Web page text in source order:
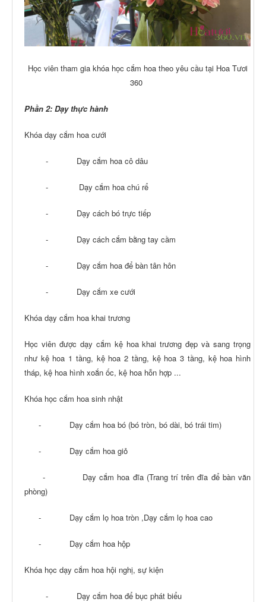
Học viên tham gia khóa học cắm hoa theo yêu cầu tại Hoa Tươi
360
Phần 2: Dạy thực hành
Khóa dạy cắm hoa cưới
- Dạy cắm hoa cô dâu
- Dạy cắm hoa chú rể
- Dạy cách bó trực tiếp
- Dạy cách cắm bằng tay cầm
- Dạy cắm hoa để bàn tân hôn
- Dạy cắm xe cưới
Khóa dạy cắm hoa khai trương
Học viên được dạy cắm kệ hoa khai trương đẹp và sang trọng
như kệ hoa 1 tầng, kệ hoa 2 tầng, kệ hoa 3 tầng, kệ hoa hình
tháp, kệ hoa hình xoắn ốc, kệ hoa hỗn hợp ...
Khóa học cắm hoa sinh nhật
- Dạy cắm hoa bó (bó tròn, bó dài, bó trái tim)
- Dạy cắm hoa giỏ
- Dạy cắm hoa đĩa (Trang trí trên đĩa để bàn văn
phòng)
- Dạy cắm lọ hoa tròn ,Dạy cắm lọ hoa cao
- Dạy cắm hoa hộp
Khóa học dạy cắm hoa hội nghị, sự kiện
- Dạy cắm hoa để bục phát biểu